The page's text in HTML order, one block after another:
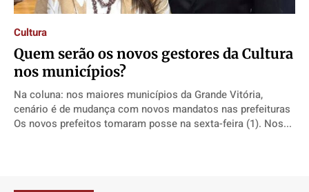
Direitos
Economia
Cultura
Colunas
Caetano Roque
Gustavo Bastos
Direitos
Economia
Cultura
Colunas
Caetano Roque
Gustavo Bastos
Direitos
Economia
Cultura
Colunas
Caetano Roque
Gustavo Bastos
Direitos
Economia
Cultura
Colunas
Caetano Roque
Gustavo Bastos
Cultura
Quem serão os novos gestores da Cultura
nos municípios?
Na coluna: nos maiores municípios da Grande Vitória,
cenário é de mudança com novos mandatos nas prefeituras
Os novos prefeitos tomaram posse na sexta-feira (1). Nos...